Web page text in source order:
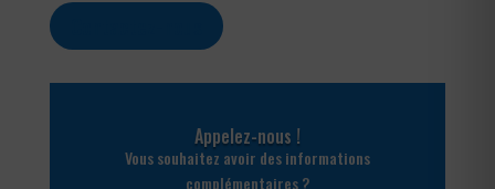
Appelez-nous !
Vous souhaitez avoir des informations
complémentaires ?